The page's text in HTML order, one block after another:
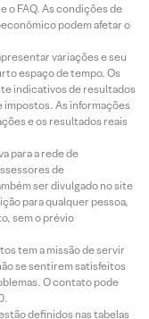
o FAQ. As condições de
podem afetar o
variações e seu
espaço de tempo. Os
indicativos de resultados
impostos. As informações
e os resultados reais
para a rede de
de
ser divulgado no site
para qualquer pessoa,
sem o prévio
tem a missão de servir
se sentirem satisfeitos
O contato pode
definidos nas tabelas